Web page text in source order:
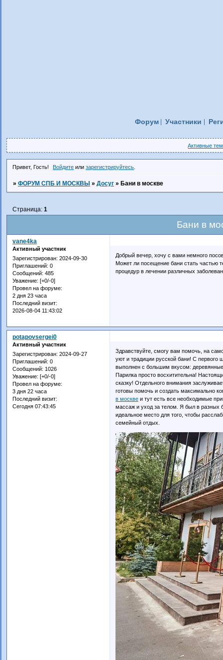
Форум Участники
Активные
Привет, Гость! Войдите илизарегистрируйтесь
» ФОРУМ СПБ И МОСКВЫ » Досуг » Бани в москве
Бани в
Страница: 1
vane4ka
Активный участник
Зарегистрирован: 2024-09-30
Приглашений: 0
Сообщений: 485
Уважение: [+0/-0]
Провел на форуме:
2 дня 23 часа
Последний визит:
2026-08-04 11:43:02
Добрый вечер, хочу с вами немного
Может ли посещение бани стать частью
процедур в лечении различных
potapovsergei0
Активный участник
Зарегистрирован: 2024-09-27
Приглашений: 0
Сообщений: 1026
Уважение: [+0/-0]
Провел на форуме:
3 дня 22 часа
Последний визит:
Сегодня 07:43:45
Здравствуйте, смогу вам помочь, на
уют и традиции русской бани! С первого
выполнен с большим вкусом:
Парилка просто восхитительна!
сказку! Отдельного внимания
готовы помочь и создать максимально
в москвеи тут есть все необходимые
массаж и уход за телом. Я был в разных
идеальное место для того, чтобы
семейный отдых.